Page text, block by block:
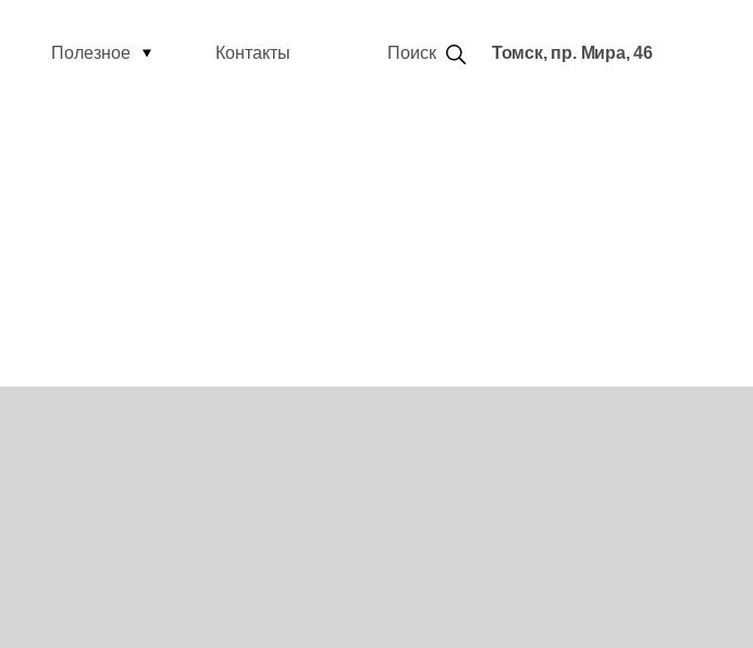
Томск, пр. Мира, 46
Поиск
Контакты
Полезное